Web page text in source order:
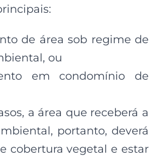
de área sob regime de
ou
em condomínio de
a área que receberá a
portanto, deverá
cobertura vegetal e estar